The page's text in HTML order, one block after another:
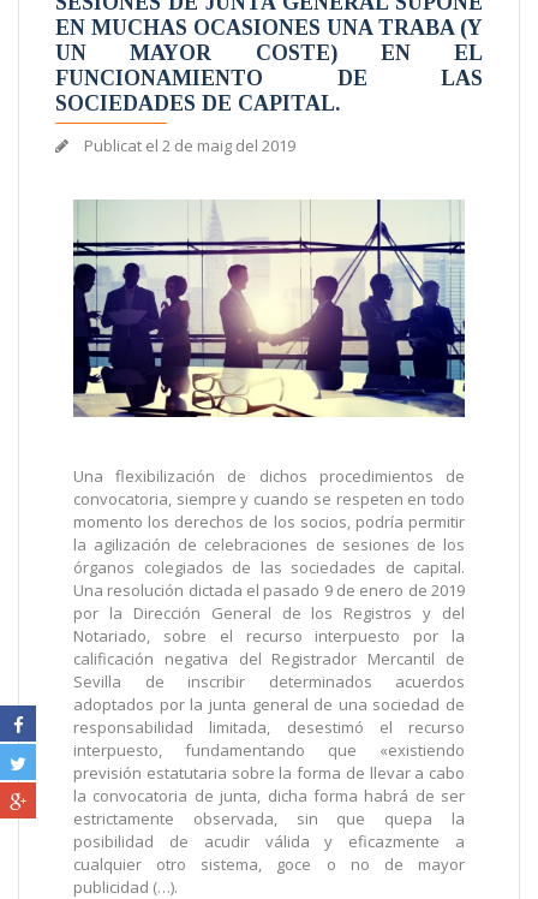
EN MUCHAS OCASIONES UNA TRABA (Y
UN MAYOR COSTE) EN EL
FUNCIONAMIENTO DE LAS
SOCIEDADES DE CAPITAL.
Publicat el 2 de maig del 2019
Una flexibilización de dichos procedimientos de
convocatoria, siempre y cuando se respeten en todo
momento los derechos de los socios, podría permitir
la agilización de celebraciones de sesiones de los
órganos colegiados de las sociedades de capital.
Una resolución dictada el pasado 9 de enero de 2019
por la Dirección General de los Registros y del
Notariado, sobre el recurso interpuesto por la
calificación negativa del Registrador Mercantil de
Sevilla de inscribir determinados acuerdos
adoptados por la junta general de una sociedad de
responsabilidad limitada, desestimó el recurso
interpuesto, fundamentando que «existiendo
previsión estatutaria sobre la forma de llevar a cabo
la convocatoria de junta, dicha forma habrá de ser
estrictamente observada, sin que quepa la
posibilidad de acudir válida y eficazmente a
cualquier otro sistema, goce o no de mayor
publicidad (…).